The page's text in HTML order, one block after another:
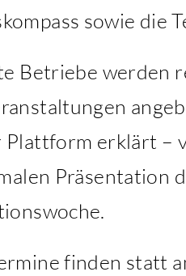
sowie die
Betriebe werden
Plattform erklärt –
Präsentation
finden statt